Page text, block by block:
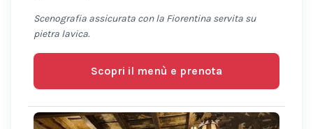
Scenografia assicurata con la Fiorentina servita su
pietra lavica.
Scopri il menù e prenota